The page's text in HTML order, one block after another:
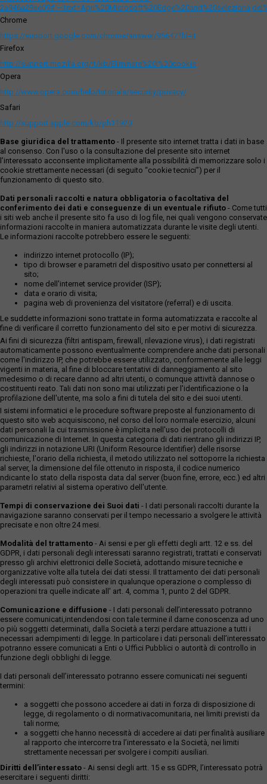
Chrome
https://support.google.com/chrome/answer/95647?hl=it
Firefox
http://support.mozilla.org/it/kb/Eliminare%20i%20cookie
Opera
http://www.opera.com/help/tutorials/security/privacy/
Safari
http://support.apple.com/kb/ph11920
Base giuridica del trattamento - Il presente sito internet tratta i dati in base
al consenso. Con l'uso o la consultazione del presente sito internet
l’interessato acconsente implicitamente alla possibilità di memorizzare solo i
cookie strettamente necessari (di seguito “cookie tecnici”) per il
funzionamento di questo sito.
Dati personali raccolti e natura obbligatoria o facoltativa del
conferimento dei dati e conseguenze di un eventuale rifiuto - Come tutti
i siti web anche il presente sito fa uso di log file, nei quali vengono conservate
informazioni raccolte in maniera automatizzata durante le visite degli utenti.
Le informazioni raccolte potrebbero essere le seguenti:
indirizzo internet protocollo (IP);
tipo di browser e parametri del dispositivo usato per connettersi al
sito;
nome dell'internet service provider (ISP);
data e orario di visita;
pagina web di provenienza del visitatore (referral) e di uscita.
Le suddette informazioni sono trattate in forma automatizzata e raccolte al
fine di verificare il corretto funzionamento del sito e per motivi di sicurezza.
Ai fini di sicurezza (filtri antispam, firewall, rilevazione virus), i dati registrati
automaticamente possono eventualmente comprendere anche dati personali
come l'indirizzo IP, che potrebbe essere utilizzato, conformemente alle leggi
vigenti in materia, al fine di bloccare tentativi di danneggiamento al sito
medesimo o di recare danno ad altri utenti, o comunque attività dannose o
costituenti reato. Tali dati non sono mai utilizzati per l'identificazione o la
profilazione dell'utente, ma solo a fini di tutela del sito e dei suoi utenti.
I sistemi informatici e le procedure software preposte al funzionamento di
questo sito web acquisiscono, nel corso del loro normale esercizio, alcuni
dati personali la cui trasmissione è implicita nell'uso dei protocolli di
comunicazione di Internet. In questa categoria di dati rientrano gli indirizzi IP,
gli indirizzi in notazione URI (Uniform Resource Identifier) delle risorse
richieste, l'orario della richiesta, il metodo utilizzato nel sottoporre la richiesta
al server, la dimensione del file ottenuto in risposta, il codice numerico
ndicante lo stato della risposta data dal server (buon fine, errore, ecc.) ed altri
parametri relativi al sistema operativo dell'utente.
Tempi di conservazione dei Suoi dati - I dati personali raccolti durante la
navigazione saranno conservati per il tempo necessario a svolgere le attività
precisate e non oltre 24 mesi.
Modalità del trattamento - Ai sensi e per gli effetti degli artt. 12 e ss. del
GDPR, i dati personali degli interessati saranno registrati, trattati e conservati
presso gli archivi elettronici delle Società, adottando misure tecniche e
organizzative volte alla tutela dei dati stessi. Il trattamento dei dati personali
degli interessati può consistere in qualunque operazione o complesso di
operazioni tra quelle indicate all' art. 4, comma 1, punto 2 del GDPR.
Comunicazione e diffusione - I dati personali dell’interessato potranno
essere comunicati,intendendosi con tale termine il darne conoscenza ad uno
o più soggetti determinati, dalla Società a terzi perdare attuazione a tutti i
necessari adempimenti di legge. In particolare i dati personali dell’interessato
potranno essere comunicati a Enti o Uffici Pubblici o autorità di controllo in
funzione degli obblighi di legge.
I dati personali dell’interessato potranno essere comunicati nei seguenti
termini:
a soggetti che possono accedere ai dati in forza di disposizione di
legge, di regolamento o di normativacomunitaria, nei limiti previsti da
tali norme;
a soggetti che hanno necessità di accedere ai dati per finalità ausiliare
al rapporto che intercorre tra l’interessato e la Società, nei limiti
strettamente necessari per svolgere i compiti ausiliari.
Diritti dell’interessato - Ai sensi degli artt. 15 e ss GDPR, l’interessato potrà
esercitare i seguenti diritti: